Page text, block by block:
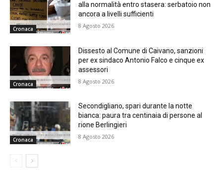
Cronaca
alla normalità entro stasera: serbatoio non
ancora a livelli sufficienti
8 Agosto 2026
Cronaca
Dissesto al Comune di Caivano, sanzioni
per ex sindaco Antonio Falco e cinque ex
assessori
8 Agosto 2026
Cronaca
Secondigliano, spari durante la notte
bianca: paura tra centinaia di persone al
rione Berlingieri
8 Agosto 2026